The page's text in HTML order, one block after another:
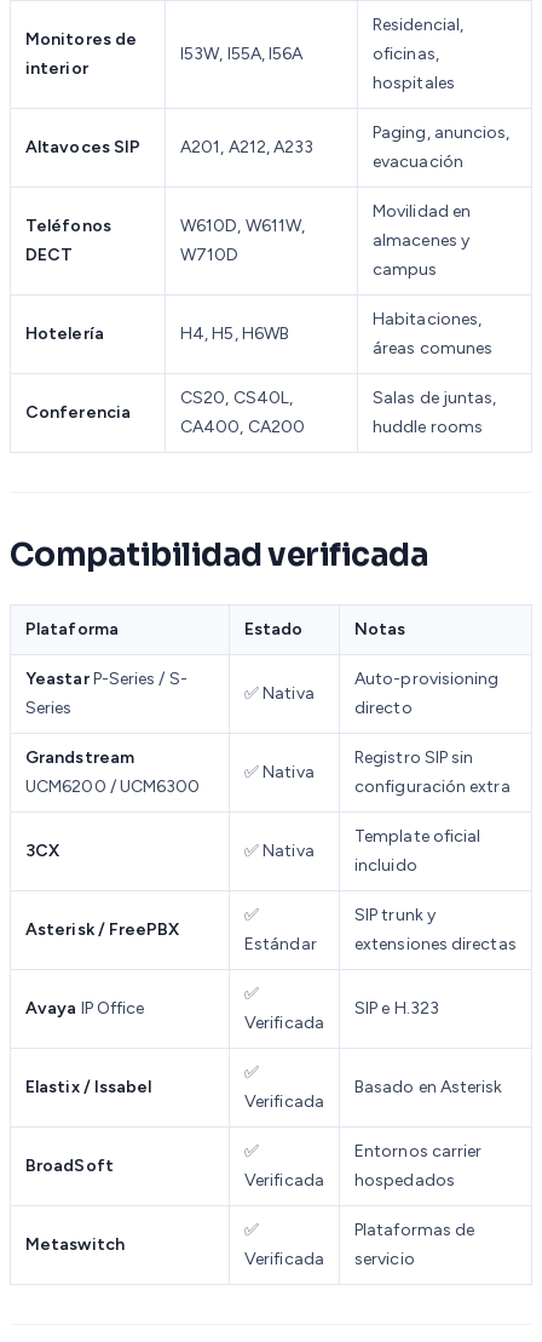
Monitores de
interior
I53W, I55A, I56A
Residencial,
oficinas,
hospitales
Altavoces SIP A201, A212, A233
Paging, anuncios,
evacuación
Teléfonos
DECT
W610D, W611W,
W710D
Movilidad en
almacenes y
campus
Hotelería H4, H5, H6WB
Habitaciones,
áreas comunes
Conferencia
CS20, CS40L,
CA400, CA200
Salas de juntas,
huddle rooms
Compatibilidad verificada
Plataforma Estado Notas
YeastarP-Series / S-
Series
✅ Nativa
Auto-provisioning
directo
Grandstream
UCM6200 / UCM6300
✅ Nativa
Registro SIP sin
configuración extra
3CX ✅ Nativa
Template oficial
incluido
Asterisk / FreePBX
✅
Estándar
SIP trunk y
extensiones directas
Avaya IP Office
✅
Verificada
SIP e H.323
Elastix / Issabel
✅
Verificada
Basado en Asterisk
BroadSoft
✅
Verificada
Entornos carrier
hospedados
Metaswitch
✅
Verificada
Plataformas de
servicio